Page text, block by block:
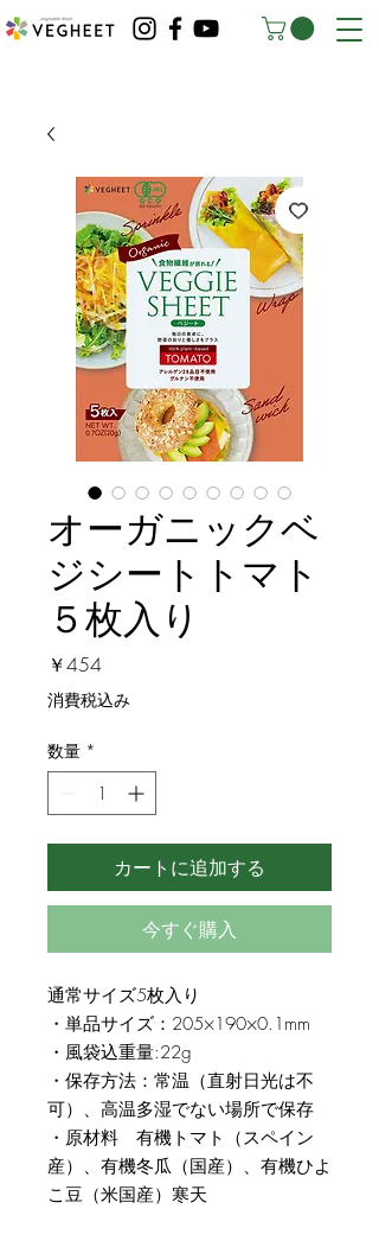
オーガニックベ
ジシートトマト
５枚入り
￥454価
格
消費税込み
数量 *
カートに追加する
今すぐ購入
通常サイズ5枚入り
・単品サイズ：205×190×0.1mm
・風袋込重量:22g
・保存方法：常温（直射日光は不
可）、高温多湿でない場所で保存
・原材料 有機トマト（スペイン
産）、有機冬瓜（国産）、有機ひよ
こ豆（米国産）寒天